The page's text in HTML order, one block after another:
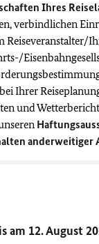
Ihres
verbindlichen
Reiseveranstalter/
Ihrer
und
anderweitiger
am 12. August